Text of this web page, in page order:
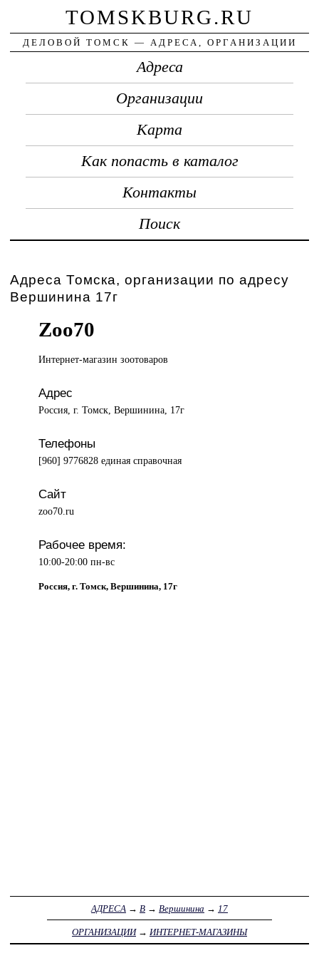
TOMSKBURG.RU
ДЕЛОВОЙ ТОМСК — АДРЕСА, ОРГАНИЗАЦИИ
Адреса
Организации
Карта
Как попасть в каталог
Контакты
Поиск
Адреса Томска, организации по адресу
Вершинина 17г
Zoo70
Интернет-магазин зоотоваров
Адрес
Россия, г. Томск, Вершинина, 17г
Телефоны
[960] 9776828 единая справочная
Сайт
zoo70.ru
Рабочее время:
10:00-20:00 пн-вс
Россия, г. Томск, Вершинина, 17г
АДРЕСА → В → Вершинина → 17
ОРГАНИЗАЦИИ→ ИНТЕРНЕТ-МАГАЗИНЫ